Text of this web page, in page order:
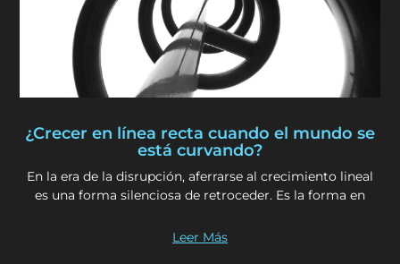
¿Crecer en línea recta cuando el mundo se
está curvando?
En la era de la disrupción, aferrarse al crecimiento lineal
es una forma silenciosa de retroceder. Es la forma en
Leer Más